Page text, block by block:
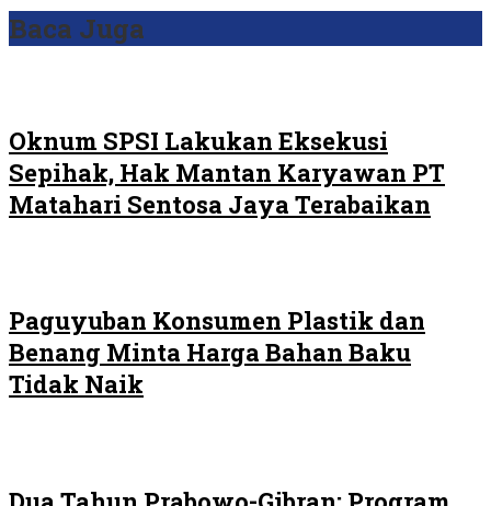
Baca Juga
Oknum SPSI Lakukan Eksekusi
Sepihak, Hak Mantan Karyawan PT
Matahari Sentosa Jaya Terabaikan
Paguyuban Konsumen Plastik dan
Benang Minta Harga Bahan Baku
Tidak Naik